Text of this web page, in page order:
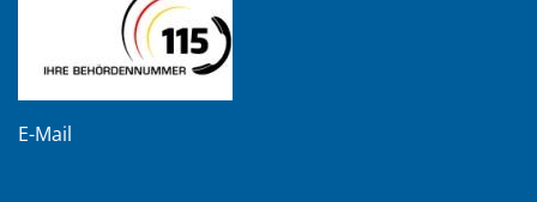
E-Mail